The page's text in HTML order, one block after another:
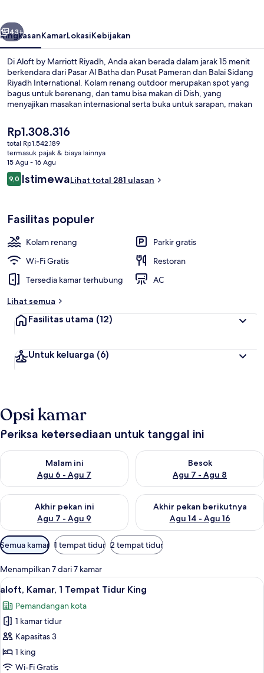
Berikutnya
43+
RingkasanKamarLokasiKebijakan
Di Aloft by Marriott Riyadh, Anda akan berada dalam jarak 15 menit
berkendara dari Pasar Al Batha dan Pusat Pameran dan Balai Sidang
Riyadh International. Kolam renang outdoor merupakan spot yang
bagus untuk berenang, dan tamu bisa makan di Dish, yang
menyajikan masakan internasional serta buka untuk sarapan, makan
bar tepi kolam renang, pusat kebugaran 24 jam, dan pusat
kebugaran.
Harga
saat
ini
Rp1.308.316
Rp1.308.316
total Rp1.542.189
termasuk pajak & biaya lainnya
15 Agu - 16 Agu
Ulasan
9,09,0 dari 10
IstimewaLihat total 281 ulasan
Fasilitas populer
Kolam renang
Parkir gratis
Wi-Fi Gratis
Restoran
Tersedia kamar terhubung
AC
Lihat semua
Fasilitas utama (12)
Untuk keluarga (6)
Opsi kamar
Periksa ketersediaan untuk tanggal ini
Malam ini
Agu 6 - Agu 7
Periksa ketersediaan untuk malam ini Agu 6 - Agu 7
Besok
Agu 7 - Agu 8
Periksa ketersediaan untuk
Akhir pekan ini
Agu 7 - Agu 9
Periksa ketersediaan untuk akhir pekan ini Agu 7 - Agu 9
Akhir pekan berikutnya
Agu 14 - Agu 16
Periksa ketersediaan untuk
Filter
tersedia
untuk
kamar
Semua kamar 1 tempat tidur 2 tempat tidur
Menampilkan 7 dari 7 kamar
Lihat
semua
foto
untuk
aloft,
Kamar,
1
Brankas, meja kerja, kedap suara,
8
aloft, Kamar, 1 Tempat Tidur King
Pemandangan kota
1 kamar tidur
Kapasitas 3
1 king
Wi-Fi Gratis